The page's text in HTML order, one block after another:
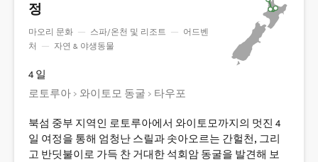
정
마오리 문화 — 스파/온천 및 리조트 — 어드벤
처 — 자연 & 야생동물
4 일
로토루아 > 와이토모 동굴 > 타우포
북섬 중부 지역인 로토루아에서 와이토모까지의 멋진 4
일 여정을 통해 엄청난 스릴과 솟아오르는 간헐천, 그리
고 반딧불이로 가득 찬 거대한 석회암 동굴을 발견해 보